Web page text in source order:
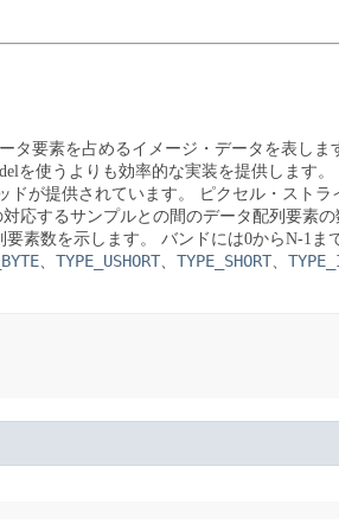
タ要素を占めるイメージ・データを表しま
を使うよりも効率的な実装を提供します。
が提供されています。
ピクセル・スト
応するサンプルとの間のデータ配列要素の
素数を示します。
バンドには0からN-1ま
、 TYPE_USHORT、 TYPE_SHORT、